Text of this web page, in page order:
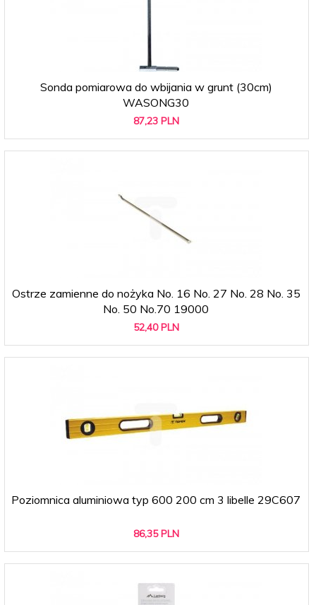
Sonda pomiarowa do wbijania w grunt (30cm)
WASONG30
87,23 PLN
Ostrze zamienne do nożyka No. 16 No. 27 No. 28 No. 35
No. 50 No.70 19000
52,40 PLN
Poziomnica aluminiowa typ 600 200 cm 3 libelle 29C607
86,35 PLN